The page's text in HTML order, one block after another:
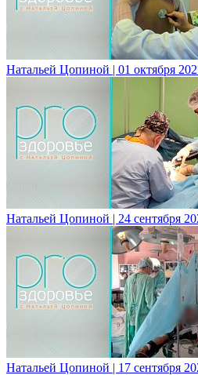
Натальей Цопиной | 01 октября
Натальей Цопиной | 24 сентября
Натальей Цопиной | 17 сентября